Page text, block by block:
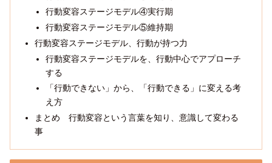
行動変容ステージモデル④実行期
行動変容ステージモデル⑤維持期
行動変容ステージモデル、行動が持つ力
行動変容ステージモデルを、行動中心でアプローチ
する
「行動できない」から、「行動できる」に変える考
え方
まとめ 行動変容という言葉を知り、意識して変わる
事